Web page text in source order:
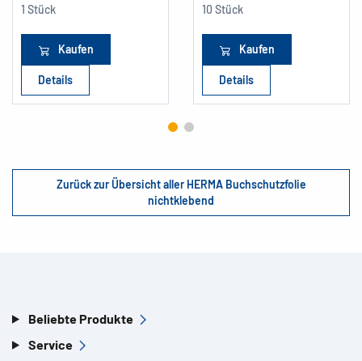
1 Stück
Kaufen
Details
10 Stück
Kaufen
Details
Zurück zur Übersicht aller HERMA Buchschutzfolie
nichtklebend
Beliebte Produkte
Service